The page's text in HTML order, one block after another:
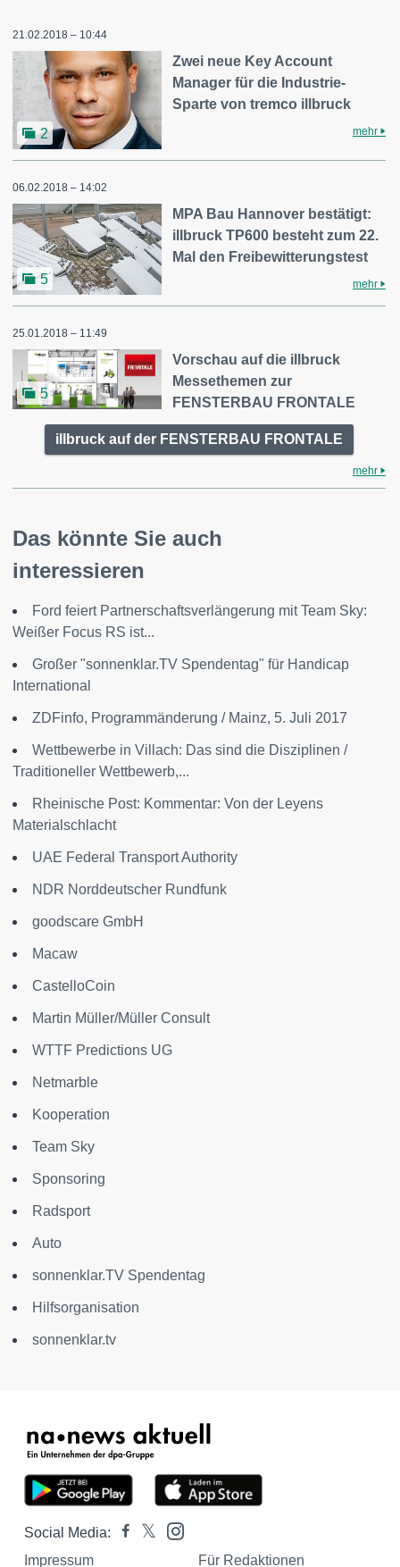
21.02.2018 – 10:44
2
Zwei neue Key Account
Manager für die Industrie-
Sparte von tremco illbruck
mehr
06.02.2018 – 14:02
5
MPA Bau Hannover bestätigt:
illbruck TP600 besteht zum 22.
Mal den Freibewitterungstest
mehr
25.01.2018 – 11:49
5
Vorschau auf die illbruck
Messethemen zur
FENSTERBAU FRONTALE
illbruck auf der FENSTERBAU FRONTALE
mehr
Das könnte Sie auch
interessieren
Ford feiert Partnerschaftsverlängerung mit Team Sky:
Weißer Focus RS ist...
Großer "sonnenklar.TV Spendentag" für Handicap
International
ZDFinfo, Programmänderung / Mainz, 5. Juli 2017
Wettbewerbe in Villach: Das sind die Disziplinen /
Traditioneller Wettbewerb,...
Rheinische Post: Kommentar: Von der Leyens
Materialschlacht
UAE Federal Transport Authority
NDR Norddeutscher Rundfunk
goodscare GmbH
Macaw
CastelloCoin
Martin Müller/Müller Consult
WTTF Predictions UG
Netmarble
Kooperation
Team Sky
Sponsoring
Radsport
Auto
sonnenklar.TV Spendentag
Hilfsorganisation
sonnenklar.tv
Social Media:
Impressum
Für Redaktionen